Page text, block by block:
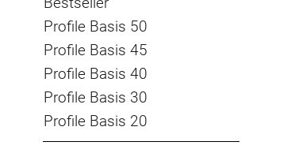
Profile Basis 50
Profile Basis 45
Profile Basis 40
Profile Basis 30
Profile Basis 20